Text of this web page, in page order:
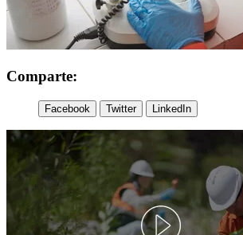
Comparte:
Facebook Twitter LinkedIn